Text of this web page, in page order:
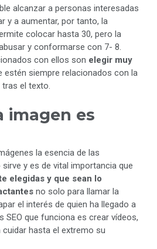
alcanzar a personas interesadas
y a aumentar, por tanto, la
colocar hasta 30, pero la
y conformarse con 7- 8.
con ellos son elegir muy
estén siempre relacionados con la
el texto.
imagen es
la esencia de las
y es de vital importancia que
elegidas y que sean lo
no solo para llamar la
el interés de quien ha llegado a
SEO que funciona es crear vídeos,
hasta el extremo su